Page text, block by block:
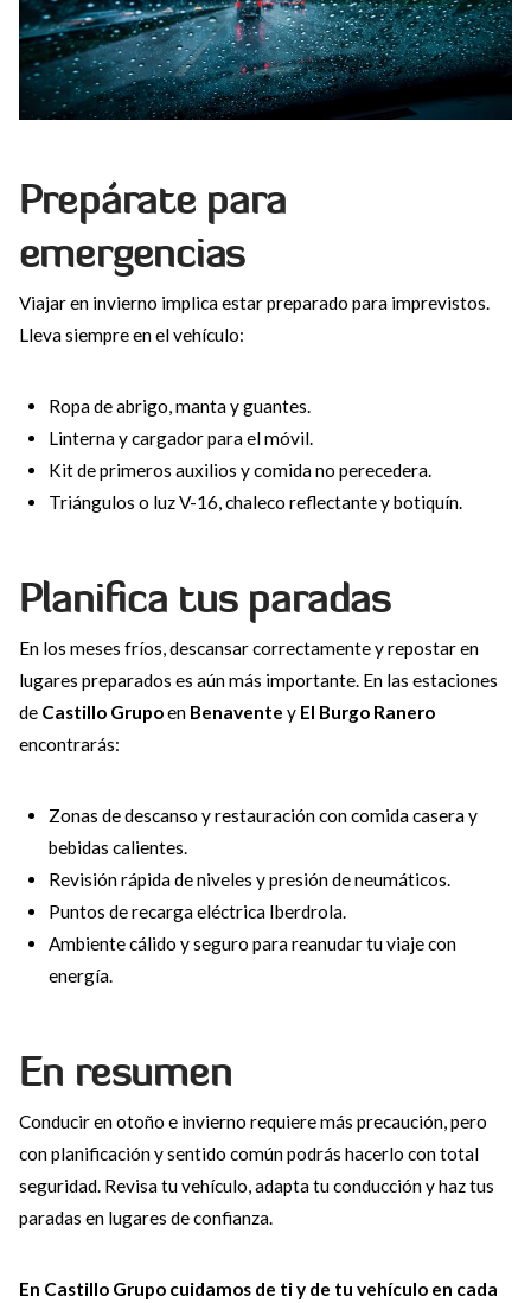
Prepárate para
emergencias
Viajar en invierno implica estar preparado para imprevistos.
Lleva siempre en el vehículo:
Ropa de abrigo, manta y guantes.
Linterna y cargador para el móvil.
Kit de primeros auxilios y comida no perecedera.
Triángulos o luz V-16, chaleco reflectante y botiquín.
Planifica tus paradas
En los meses fríos, descansar correctamente y repostar en
lugares preparados es aún más importante. En las estaciones
de Castillo Grupoen Benavente y El Burgo Ranero
encontrarás:
Zonas de descanso y restauración con comida casera y
bebidas calientes.
Revisión rápida de niveles y presión de neumáticos.
Puntos de recarga eléctrica Iberdrola.
Ambiente cálido y seguro para reanudar tu viaje con
energía.
En resumen
Conducir en otoño e invierno requiere más precaución, pero
con planificación y sentido común podrás hacerlo con total
seguridad. Revisa tu vehículo, adapta tu conducción y haz tus
paradas en lugares de confianza.
En Castillo Grupo cuidamos de ti y de tu vehículo en cada